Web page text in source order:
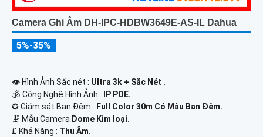
Camera Ghi Âm DH-IPC-HDBW3649E-AS-IL Dahua
5%-35%
👁 Hình Ảnh Sắc nét : Ultra 3k + Sắc Nét .
🕉️ Công Nghệ Hình Ảnh :
IP POE.
✪ Giám sát Ban Đêm : Full Color 30m Có Màu Ban Ðêm.
🗜️ Mẫu Camera Dome Kim loại.
️₤ Khả Năng : Thu Âm.